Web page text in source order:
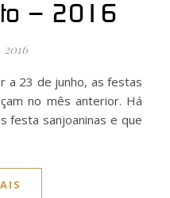
– 2016
2016
no mês anterior. Há
festa sanjoaninas e que